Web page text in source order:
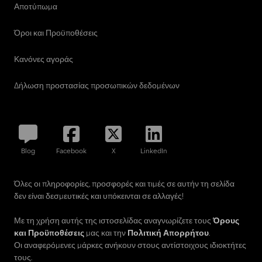
παροχές. Dsdpfxjzcd Uio Akujwa
Αποτύπωμα
Όροι και Προϋποθέσεις
Κανόνες αγοράς
Δήλωση προστασίας προσωπικών δεδομένων
Blog Facebook X LinkedIn
Όλες οι πληροφορίες, προσφορές και τιμές σε αυτήν τη σελίδα
δεν είναι δεσμευτικές και υπόκεινται σε αλλαγές!
Με τη χρήση αυτής της ιστοσελίδας αναγνωρίζετε τουςΌρους
και Προϋποθέσεις μας και την Πολιτική Απορρήτου.
Οι αναφερόμενες μάρκες ανήκουν στους αντίστοιχους ιδιοκτήτες
τους.